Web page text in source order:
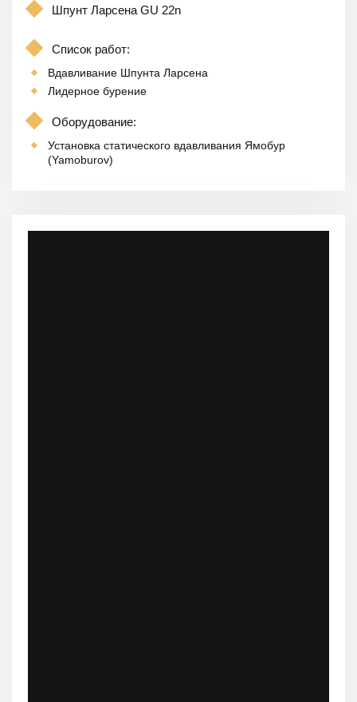
Шпунт Ларсена GU 22n
Список работ:
Вдавливание Шпунта Ларсена
Лидерное бурение
Оборудование:
Установка статического вдавливания Ямобур
(Yamoburov)